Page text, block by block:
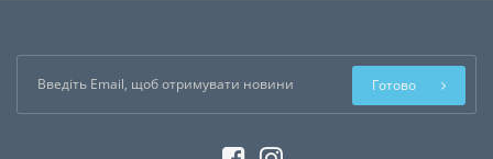
Готово